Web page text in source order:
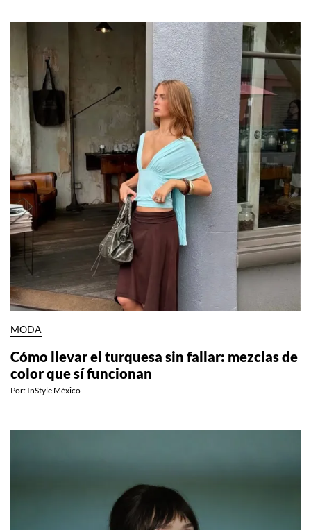
MODA
Cómo llevar el turquesa sin fallar: mezclas de
color que sí funcionan
Por: InStyle México